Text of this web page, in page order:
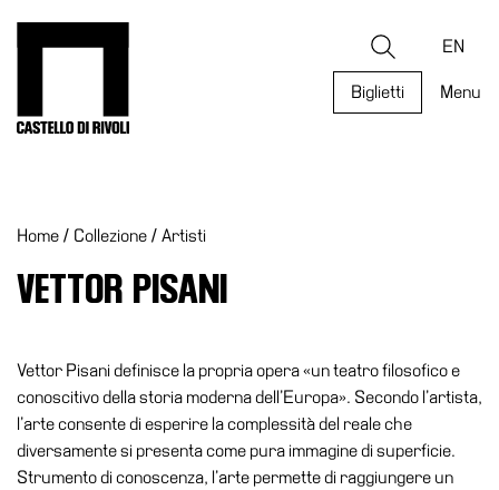
Ricerca EN
Biglietti Menu
Eventi
Archivi
Cosmo
Digitale
Collezione
Accessibilità
Home / Collezione / Artisti
VETTOR PISANI
Vettor Pisani definisce la propria opera «un teatro filosofico e
conoscitivo della storia moderna dell’Europa». Secondo l’artista,
l’arte consente di esperire la complessità del reale che
diversamente si presenta come pura immagine di superficie.
Strumento di conoscenza, l’arte permette di raggiungere un